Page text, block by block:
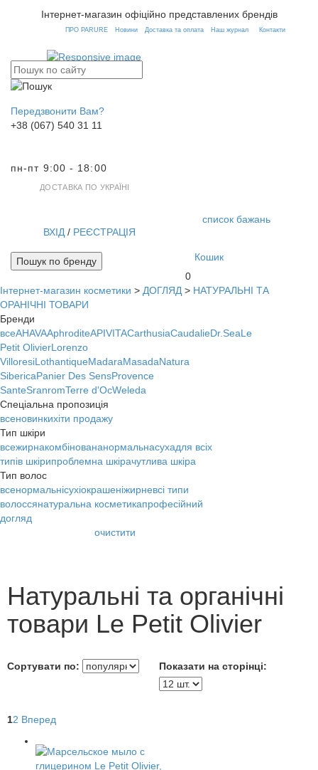
Інтернет-магазин офіційно представлених брендів
ПРО PARURE Новини Доставка та оплата Наш журнал Контакти
Передзвонити Вам?
+38 (067) 540 31 11
пн-пт 9:00 - 18:00
ДОСТАВКА ПО УКРАЇНІ
список бажань
ВХІД / РЕЄСТРАЦІЯ
Кошик
0
Пошук по бренду
Інтернет-магазин косметики > ДОГЛЯД > НАТУРАЛЬНІ ТА
ОРАНІЧНІ ТОВАРИ
Бренди
всеAHAVAAphroditeAPIVITACarthusiaCaudalieDr.SeaLe
Petit OlivierLorenzo
VilloresiLothantiqueMadaraMasadaNatura
SibericaPanier Des SensProvence
SanteSranromTerre d'OcWeleda
Спеціальна пропозиція
всеновинкихіти продажу
Тип шкіри
всежирнакомбіновананормальнасухадля всіх
типів шкірипроблемна шкірачутлива шкіра
Тип волос
всенормальнісухіокрашеніжирневсі типи
волоссянатуральна косметикапрофесійний
догляд
очистити
Натуральні та органічні
товари Le Petit Olivier
Сортувати по: Показати на сторінці:
12 Вперед